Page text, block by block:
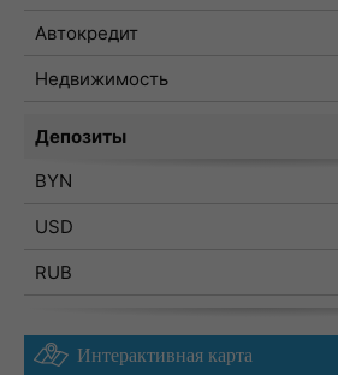
Автокредит
Недвижимость
Депозиты
BYN
USD
RUB
Интерактивная карта